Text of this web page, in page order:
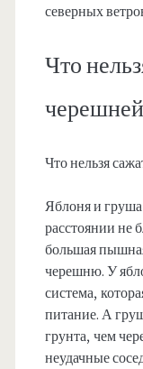
северных
Что
Что нельзя
Яблоня и
расстоянии не
большая
черешню. У
система,
питание. А
грунта, чем
неудачные